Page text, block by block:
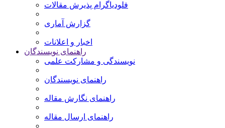
فلودیاگرام پذیرش مقالات
گزارش آماری
اخبار و اعلانات
راهنمای نویسندگان
نویسندگی و مشارکت علمی
راهنمای نویسندگان
راهنمای نگارش مقاله
راهنمای ارسال مقاله